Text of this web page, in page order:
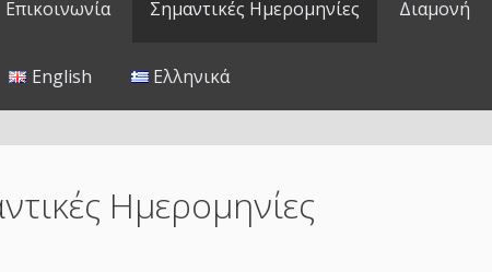
Επικοινωνία Σημαντικές Ημερομηνίες Διαμονή
English Ελληνικά
Ημερομηνίες